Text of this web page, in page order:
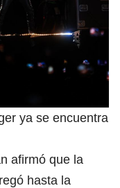
ya se encuentra
afirmó que la
hasta la